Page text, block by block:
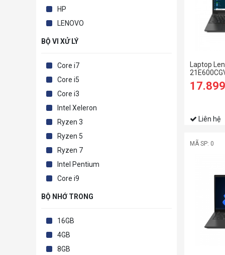
HP
LENOVO
BỘ VI XỬ LÝ
Core i7
Core i5
Core i3
Intel Xeleron
Ryzen 3
Ryzen 5
Ryzen 7
Intel Pentium
Core i9
BỘ NHỚ TRONG
16GB
4GB
8GB
Laptop
8GB |
OS | Black)
Liên hệ
MÃ SP: 0